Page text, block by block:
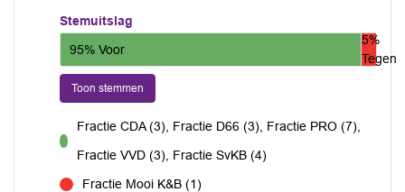
Stemuitslag
95% Voor
5%
Tegen
Toon stemmen
voor
Fractie CDA (3), Fractie D66 (3), Fractie PRO (7),
Fractie VVD (3), Fractie SvKB (4)
Fractie Mooi K&B (1)